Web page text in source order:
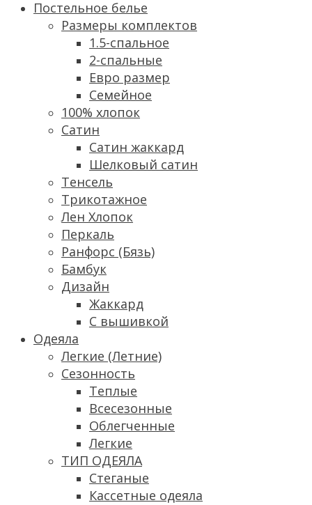
Постельное белье
Размеры комплектов
1.5-спальное
2-спальные
Евро размер
Семейное
100% хлопок
Сатин
Cатин жаккард
Шелковый сатин
Тенсель
Трикотажное
Лен Хлопок
Перкаль
Ранфорс (Бязь)
Бамбук
Дизайн
Жаккард
С вышивкой
Одеяла
Легкие (Летние)
Сезонность
Теплые
Всесезонные
Облегченные
Легкие
ТИП ОДЕЯЛА
Стеганые
Кассетные одеяла